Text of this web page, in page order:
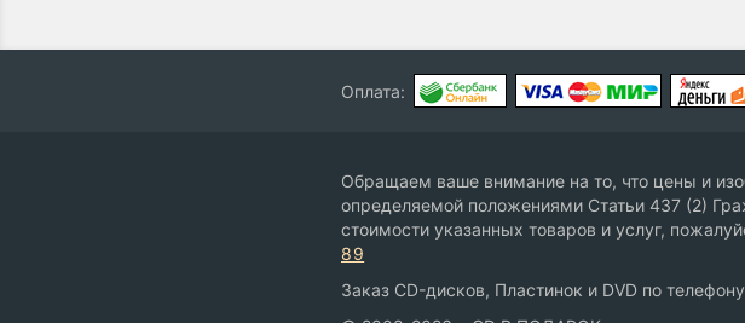
Оплата:
Обращаем ваше внимание на то, что цены и
определяемой положениями Статьи 437 (2)
стоимости указанных товаров и услуг,
89
Заказ CD-дисков, Пластинок и DVD по